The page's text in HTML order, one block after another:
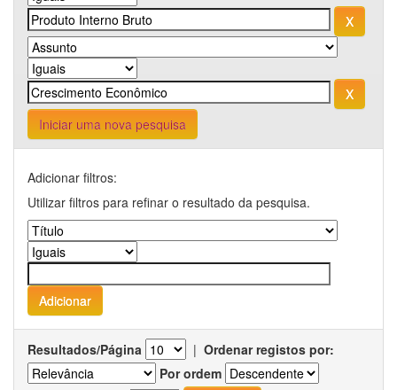
Iniciar uma nova pesquisa
Adicionar filtros:
Utilizar filtros para refinar o resultado da pesquisa.
Resultados/Página | Ordenar registos por:
Por ordem